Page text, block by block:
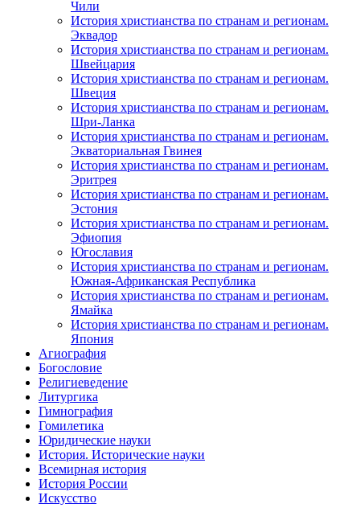
Чили
История христианства по странам и регионам.
Эквадор
История христианства по странам и регионам.
Швейцария
История христианства по странам и регионам.
Швеция
История христианства по странам и регионам.
Шри-Ланка
История христианства по странам и регионам.
Экваториальная Гвинея
История христианства по странам и регионам.
Эритрея
История христианства по странам и регионам.
Эстония
История христианства по странам и регионам.
Эфиопия
Югославия
История христианства по странам и регионам.
Южная-Африканская Республика
История христианства по странам и регионам.
Ямайка
История христианства по странам и регионам.
Япония
Агиография
Богословие
Религиеведение
Литургика
Гимнография
Гомилетика
Юридические науки
История. Исторические науки
Всемирная история
История России
Искусство